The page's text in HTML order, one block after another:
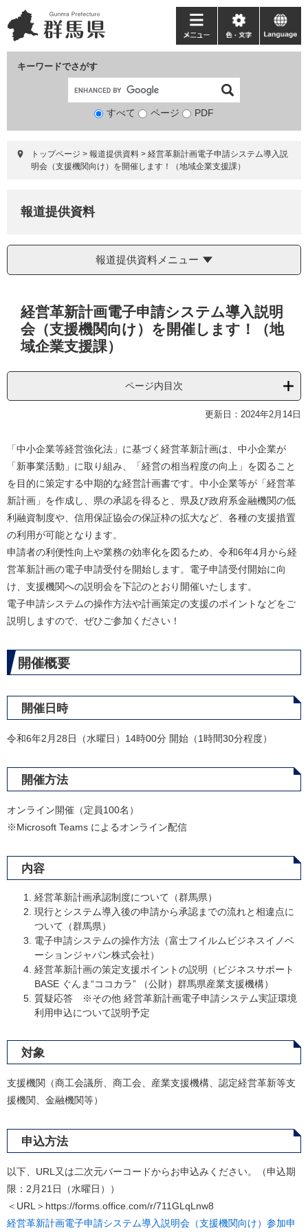
ー
ジ
ニ
ュ
て
キーワードでさがす
検
象
すべて ページ PDF
メ
ニ
ー
色・
文
language
トップページ > 報道提供資料 > 経営革新計画電子申請システム導入説
明会（支援機関向け）を開催します！（地域企業支援課）
報道提供資料
報道提供資料メニュー
経営革新計画電子申請システム導入説明
会（支援機関向け）を開催します！（地
域企業支援課）
ページ内目次
更新日：2024年2月14日
​「中小企業等経営強化法」に基づく経営革新計画は、中小企業が
「新事業活動」に取り組み、「経営の相当程度の向上」を図ること
を目的に策定する中期的な経営計画書です。中小企業等が「経営革
新計画」を作成し、県の承認を得ると、県及び政府系金融機関の低
利融資制度や、信用保証協会の保証枠の拡大など、各種の支援措置
の利用が可能となります。
申請者の利便性向上や業務の効率化を図るため、令和6年4月から経
営革新計画の電子申請受付を開始します。電子申請受付開始に向
け、支援機関への説明会を下記のとおり開催いたします。
電子申請システムの操作方法や計画策定の支援のポイントなどをご
説明しますので、ぜひご参加ください！
開催概要
開催日時
​令和6年2月28日（水曜日）14時00分 開始（1時間30分程度）
開催方法
オンライン開催（定員100名）
※Microsoft Teams によるオンライン配信​
内容
経営革新計画承認制度について（群馬県）
現行とシステム導入後の申請から承認までの流れと相違点に
ついて（群馬県）
電子申請システムの操作方法（富士フイルムビジネスイノベ
ーションジャパン株式会社）
経営革新計画の策定支援ポイントの説明（ビジネスサポート
BASE ぐんま“ココカラ” （公財）群馬県産業支援機構）
質疑応答 ※その他 経営革新計画電子申請システム実証環境
利用申込について説明予定
対象
支援機関（商工会議所、商工会、産業支援機構、認定経営革新等支
援機関、金融機関等）
申込方法
​以下、URL又は二次元バーコードからお申込みください。（申込期
限：2月21日（水曜日））
＜URL＞https://forms.office.com/r/711GLqLnw8
経営革新計画電子申請システム導入説明会（支援機関向け）参加申